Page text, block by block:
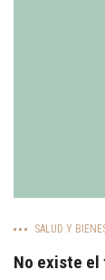
SALUD Y
No existe el